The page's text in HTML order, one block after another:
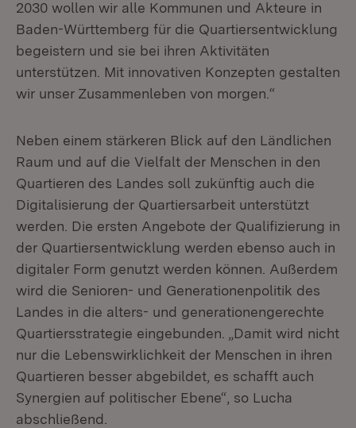
2030 wollen wir alle Kommunen und Akteure in
Baden-Württemberg für die Quartiersentwicklung
begeistern und sie bei ihren Aktivitäten
unterstützen. Mit innovativen Konzepten gestalten
wir unser Zusammenleben von morgen.“
Neben einem stärkeren Blick auf den Ländlichen
Raum und auf die Vielfalt der Menschen in den
Quartieren des Landes soll zukünftig auch die
Digitalisierung der Quartiersarbeit unterstützt
werden. Die ersten Angebote der Qualifizierung in
der Quartiersentwicklung werden ebenso auch in
digitaler Form genutzt werden können. Außerdem
wird die Senioren- und Generationenpolitik des
Landes in die alters- und generationengerechte
Quartiersstrategie eingebunden. „Damit wird nicht
nur die Lebenswirklichkeit der Menschen in ihren
Quartieren besser abgebildet, es schafft auch
Synergien auf politischer Ebene“, so Lucha
abschließend.